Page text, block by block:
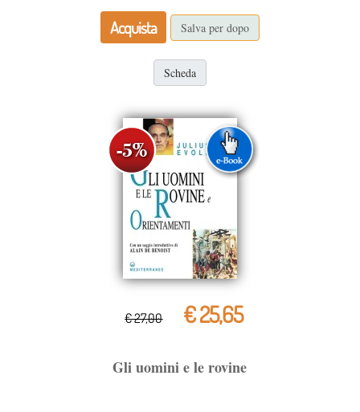
Acquista Salva per dopo
Scheda
€ 27,00 € 25,65
Gli uomini e le rovine